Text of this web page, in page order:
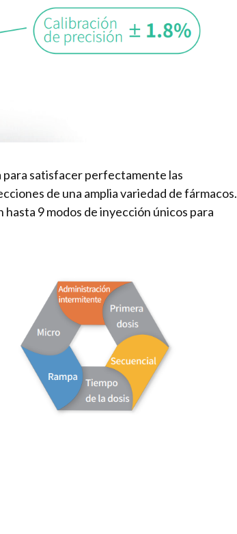
para satisfacer perfectamente las
de una amplia variedad de fármacos.
9 modos de inyección únicos para